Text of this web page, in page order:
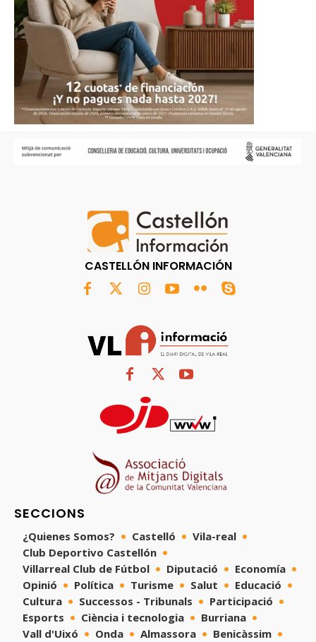
CASTELLÓN INFORMACIÓN
SECCIONS
¿Quienes Somos? Castelló
Vila-real
Club Deportivo Castellón
Villarreal Club de Fútbol
Diputació
Economía
Opinió
Política Turisme Salut
Educació
Cultura
Successos - Tribunals
Participació
Esports
Ciència i tecnologia
Burriana
Vall d'Uixó
Onda Almassora
Benicàssim